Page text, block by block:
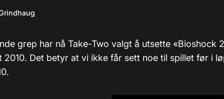
grep har nå Take-Two valgt å utsette «Bioshock
2010. Det betyr at vi ikke får sett noe til spillet før i